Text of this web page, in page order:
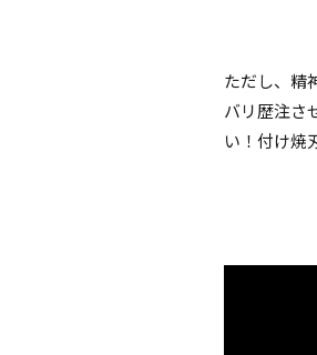
ただし、精
バリ歴注さ
い！付け焼